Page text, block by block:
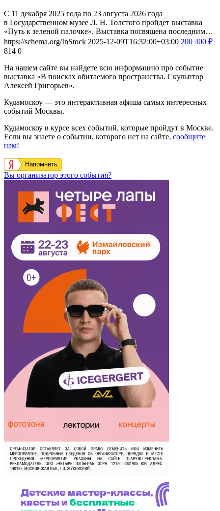
С 11 декабря 2025 года по 23 августа 2026 года
в Государственном музее Л. Н. Толстого пройдет выставка
«Путь к зеленой палочке». Выставка посвящена последним…
https://schema.org/InStock 2025-12-09T16:32:00+03:00 200 400 ₽
814 0
На нашем сайте вы найдете всю информацию про событие
выставка «В поисках обитаемого пространства. Скульптор
Алексей Григорьев».
Кудамоскоу — это интерактивная афиша самых интересных
событий Москвы.
Кудамоскоу в курсе всех событий, которые пройдут в Москве.
Если вы знаете о событии, которого нет на сайте, сообщите
нам!
Напомнить
Вы организатор этого события?